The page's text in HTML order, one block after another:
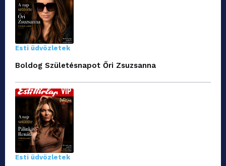
Esti üdvözletek
Boldog Születésnapot Őri Zsuzsanna
Esti üdvözletek